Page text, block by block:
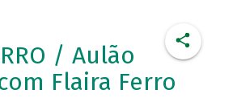
/ Aulão
Flaira Ferro